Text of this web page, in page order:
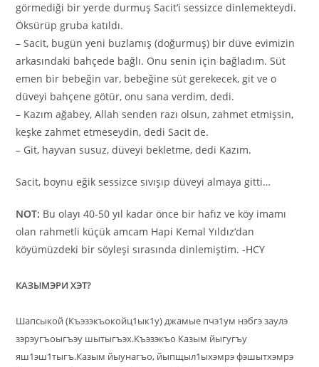
görmediği bir yerde durmuş Sacit’i sessizce dinlemekteydi.
Öksürüp gruba katıldı.
– Sacit, bugün yeni buzlamış (doğurmuş) bir düve evimizin
arkasındaki bahçede bağlı. Onu senin için bağladım. Süt
emen bir bebeğin var, bebeğine süt gerekecek, git ve o
düveyi bahçene götür, onu sana verdim, dedi.
– Kazım ağabey, Allah senden razı olsun, zahmet etmişsin,
keşke zahmet etmeseydin, dedi Sacit de.
– Git, hayvan susuz, düveyi bekletme, dedi Kazım.
Sacit, boynu eğik sessizce sıvışıp düveyi almaya gitti…
NOT: Bu olayı 40-50 yıl kadar önce bir hafız ve köy imamı
olan rahmetli küçük amcam Hapi Kemal Yıldız’dan
köyümüzdeki bir söyleşi sırasında dinlemiştim. -HCY
КАЗЫМЭРИ ХЭТ?
Шапсыкой (Къэзэкъокойц1ык1у) джамые пчэ1ум нэбгэ заулэ
зэрэугъоыгъэу шытыгъэх.Къэзэкъо Казым йыгугъу
яш1эш1тыгъ.Казым йыунагъо, йыпщыл1ыхэмрэ фэшытхэмрэ